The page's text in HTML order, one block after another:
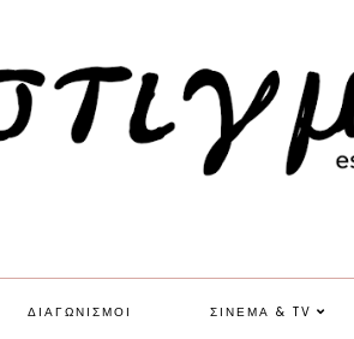
ΔΙΑΓΩΝΙΣΜΟΙ ΣΙΝΕΜΑ & TV